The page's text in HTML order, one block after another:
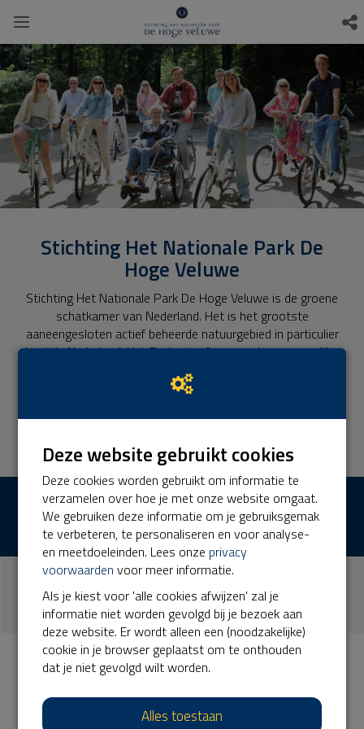
Stichting Het Nationale Park De
Hoge Veluwe
Stichting Het Nationale Park De Hoge Veluwe is de groene
schatkamer van Nederland. Het is het grootste
aaneengesloten actief beheerde natuurgebied in particulier
bezit in Nederland. Het Park streeft een zo hoog mogelijke
biodiversiteit na alsmede een evenwicht tussen ecologie
en economie. Het Park opereert zelfstandig en is in haar
Lees meer
€ 18.341Opgehaald
donaties
Laatste donaties
Deze website gebruikt cookies
Deze cookies worden gebruikt om informatie te
verzamelen over hoe je met onze website omgaat.
We gebruiken deze informatie om je gebruiksgemak
te verbeteren, te personaliseren en voor analyse-
en meetdoeleinden. Lees onze privacy
voorwaarden voor meer informatie.
Als je kiest voor 'alle cookies afwijzen' zal je
informatie niet worden gevolgd bij je bezoek aan
deze website. Er wordt alleen een (noodzakelijke)
cookie in je browser geplaatst om te onthouden
dat je niet gevolgd wilt worden.
Alles toestaan